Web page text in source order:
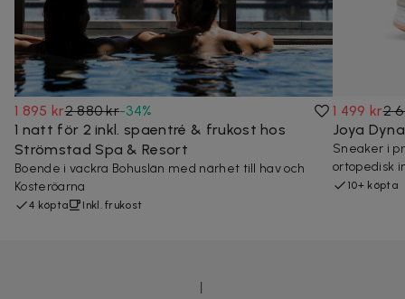
1 895 kr2 880 kr-34%
1 natt för 2 inkl. spaentré & frukost hos
Strömstad Spa & Resort
Boende i vackra Bohuslän med närhet till hav och
Kosteröarna
4 köpta Inkl. frukost
1 499 kr2
Joya
Sneaker i
ortopedisk
10+ köpta